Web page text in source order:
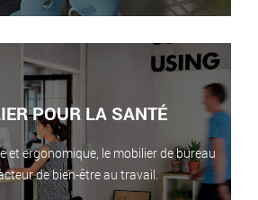
POUR LA SANTÉ
et ergonomique, le mobilier de bureau
de bien-être au travail.